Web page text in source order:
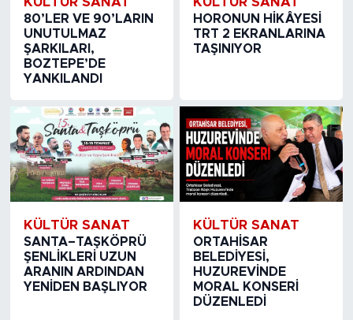
80’LER VE 90’LARIN
UNUTULMAZ
ŞARKILARI,
BOZTEPE’DE
YANKILANDI
HORONUN HİKÂYESİ
TRT 2 EKRANLARINA
TAŞINIYOR
KÜLTÜR SANAT
SANTA–TAŞKÖPRÜ
ŞENLİKLERİ UZUN
ARANIN ARDINDAN
YENİDEN BAŞLIYOR
KÜLTÜR SANAT
ORTAHİSAR
BELEDİYESİ,
HUZUREVİNDE
MORAL KONSERİ
DÜZENLEDİ